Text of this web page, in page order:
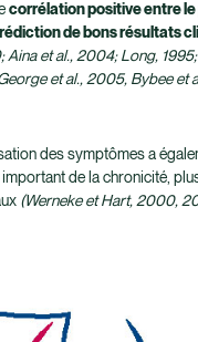
corrélation positive entre
de bons résultats
Aina et al., 2004; Long,
et al., 2005, Bybee et
des symptômes a
de la chronicité,
(Werneke et Hart, 2000,